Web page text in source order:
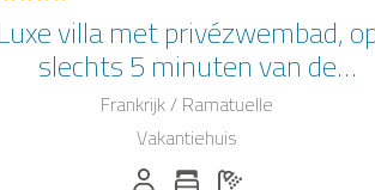
Luxe villa met privézwembad,
slechts 5 minuten van de
idyllische stranden van Saint-
Tropez
Frankrijk / Ramatuelle
Vakantiehuis
Personen (max.): 10
Aantal slaapkamers: 5
Aantal badkamers: 5